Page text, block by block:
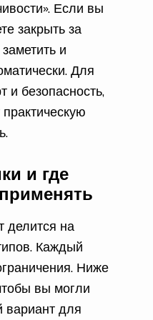
Если вы
закрыть за
и
Для
и безопасность,
и где
делится на
Каждый
Ниже
вы могли
вариант для